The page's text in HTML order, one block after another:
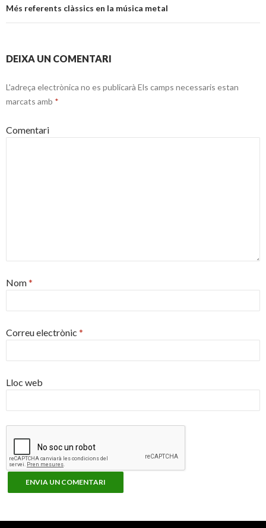
articles
Més referents clàssics en la música metal
DEIXA UN COMENTARI
L'adreça electrònica no es publicarà Els camps necessaris estan
marcats amb *
Comentari
Nom*
Correu electrònic *
Lloc web